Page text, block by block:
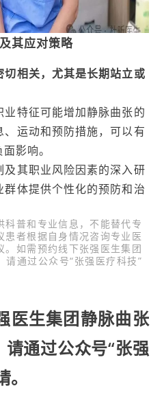
其应对策略
相关，尤其是长期站立或
特征可能增加静脉曲张的
运动和预防措施，可以有
影响。
其职业风险因素的深入研
体提供个性化的预防和治
科普和专业信息，不能替代专
患者根据自身情况咨询专业医
。如需预约线下张强医生集团
请通过公众号“张强医疗科技”
医生集团静脉曲张
通过公众号“张强